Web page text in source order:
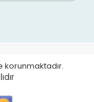
korunmaktadır.